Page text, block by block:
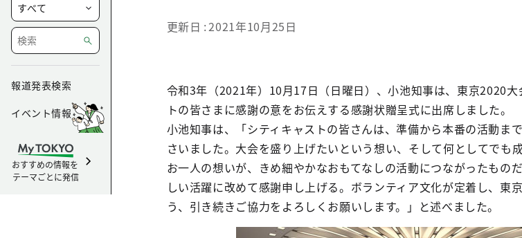
報道発表検索
イベント情報
おすすめの情報を
テーマごとに発信
更新日 2021年10月25日
令和3年（2021年）10月17日（日曜日）、小池知事は、東京2020
トの皆さまに感謝の意をお伝えする感謝状贈呈式に出席しました。
小池知事は、「シティキャストの皆さんは、準備から本番の活動ま
さいました。大会を盛り上げたいという想い、そして何としてでも
お一人の想いが、きめ細やかなおもてなしの活動につながったもの
しい活躍に改めて感謝申し上げる。ボランティア文化が定着し、東
う、引き続きご協力をよろしくお願いします。」と述べました。